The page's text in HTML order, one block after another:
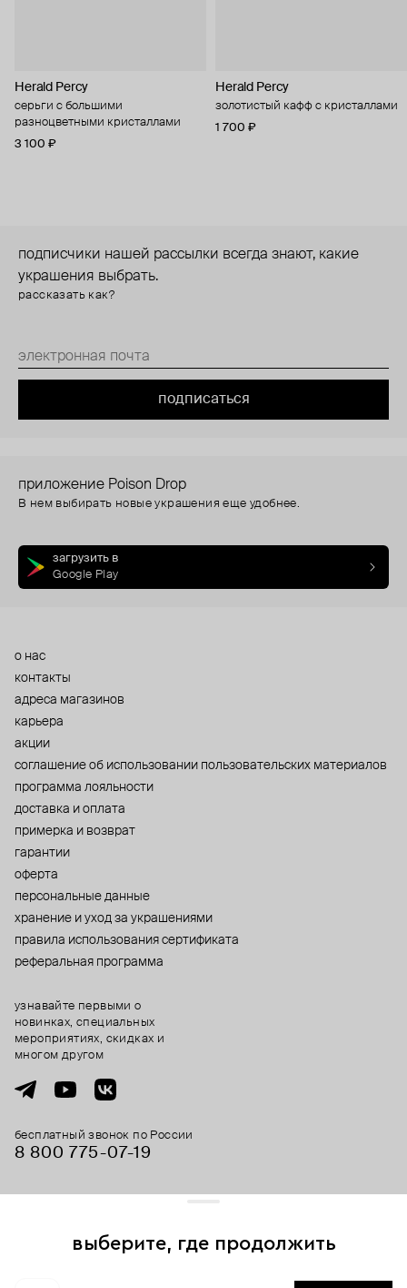
Herald Percy
серьги с большими
разноцветными кристаллами
3 100 ₽
Herald Percy
золотистый кафф с кристаллами
1 700 ₽
подписчики нашей рассылки всегда знают, какие
украшения выбрать.
рассказать как?
подписаться
приложение Poison Drop
В нем выбирать новые украшения еще удобнее.
загрузить в
Google Play
о нас
контакты
адреса магазинов
карьера
акции
cоглашение об использовании пользовательских материалов
программа лояльности
доставка и оплата
примерка и возврат
гарантии
оферта
персональные данные
хранение и уход за украшениями
правила использования сертификата
реферальная программа
бесплатный звонок по России
8 800 775⁠-07⁠-19
узнавайте первыми о
новинках, специальных
мероприятиях, скидках и
многом другом
выберите, где продолжить